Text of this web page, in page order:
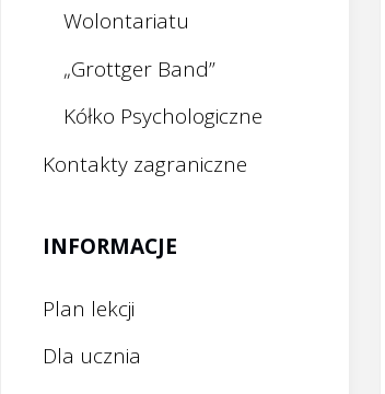
Wolontariatu
„Grottger Band”
Kółko Psychologiczne
Kontakty zagraniczne
INFORMACJE
Plan lekcji
Dla ucznia